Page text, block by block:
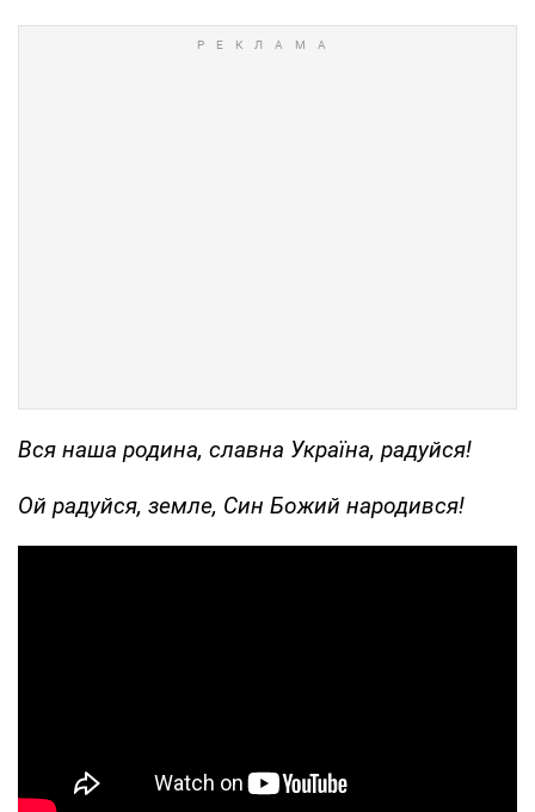
Вся наша родина, славна Україна, радуйся!
Ой радуйся, земле, Син Божий народився!